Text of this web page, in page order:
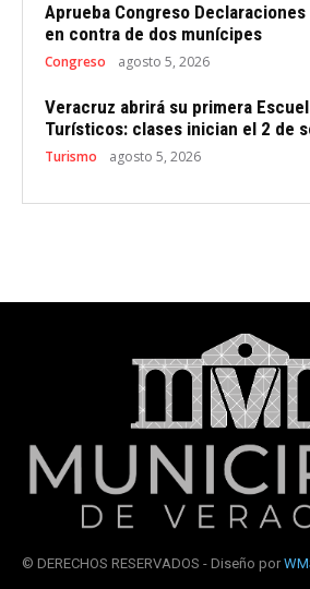
Aprueba Congreso
en contra de dos munícipes
Congreso agosto 5, 2026
Veracruz abrirá su primera
Turísticos: clases inician el 2 de
Turismo agosto 5, 2026
© DERECHOS RESERVADOS - Diseño por